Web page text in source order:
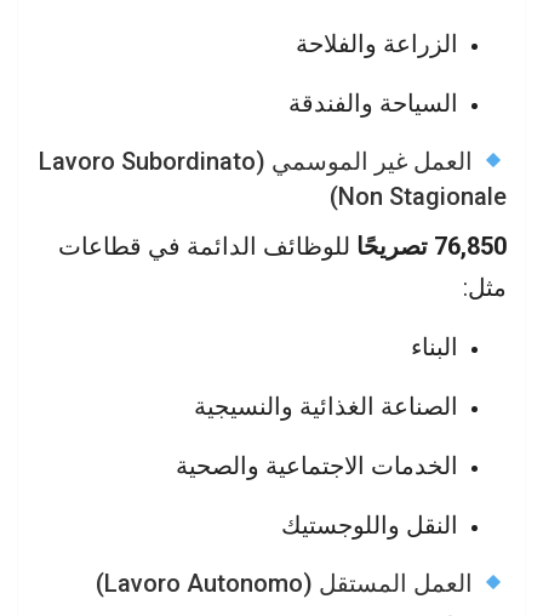
الزراعة والفلاحة
السياحة والفندقة
العمل غير الموسمي (Lavoro Subordinato
Non Stagionale)
76,850 تصريحًا
للوظائف الدائمة في قطاعات
مثل:
البناء
الصناعة الغذائية والنسيجية
الخدمات الاجتماعية والصحية
النقل واللوجستيك
العمل المستقل (Lavoro Autonomo)